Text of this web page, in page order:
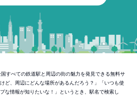
すべての鉄道駅と周辺の街の魅力を発見できる無料サ
ど、周辺にどんな場所があるんだろう？」「いつも使
な情報が知りたいな！」というとき、駅名で検索し